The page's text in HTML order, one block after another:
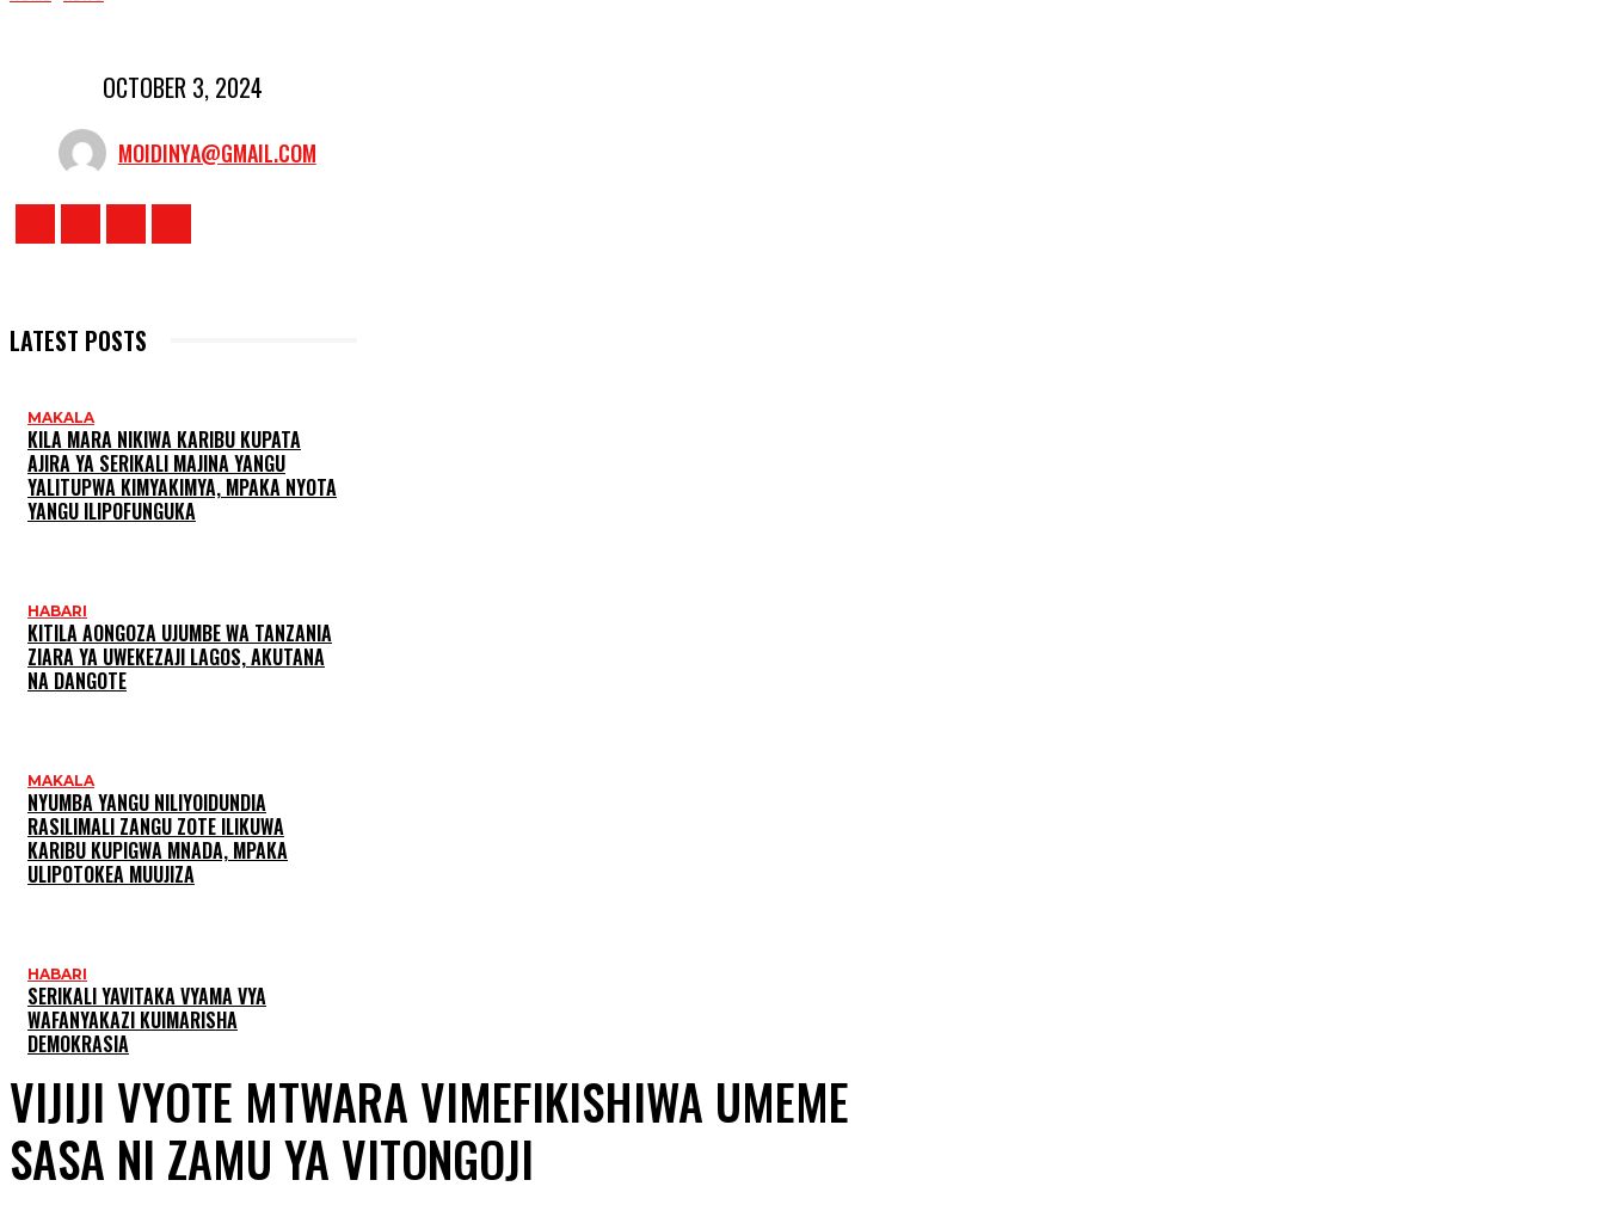
OCTOBER 3, 2024
MOIDINYA@GMAIL.COM
LATEST POSTS
MAKALA
KILA MARA NIKIWA KARIBU KUPATA
AJIRA YA SERIKALI MAJINA YANGU
YALITUPWA KIMYAKIMYA, MPAKA NYOTA
YANGU ILIPOFUNGUKA
HABARI
KITILA AONGOZA UJUMBE WA TANZANIA
ZIARA YA UWEKEZAJI LAGOS, AKUTANA
NA DANGOTE
MAKALA
NYUMBA YANGU NILIYOIDUNDIA
RASILIMALI ZANGU ZOTE ILIKUWA
KARIBU KUPIGWA MNADA, MPAKA
ULIPOTOKEA MUUJIZA
HABARI
SERIKALI YAVITAKA VYAMA VYA
WAFANYAKAZI KUIMARISHA
DEMOKRASIA
VIJIJI VYOTE MTWARA VIMEFIKISHIWA UMEME
SASA NI ZAMU YA VITONGOJI